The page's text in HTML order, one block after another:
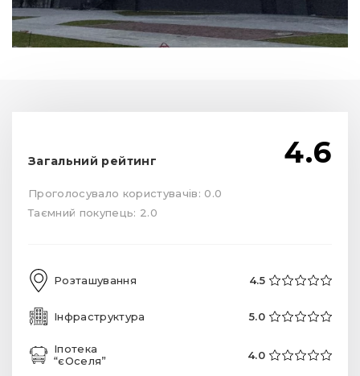
Загальний рейтинг 4.6
Проголосувало користувачів: 0.0
Таємний покупець: 2.0
Розташування 4.5
Інфраструктура 5.0
Іпотека
“єОселя”
4.0